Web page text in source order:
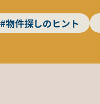
#物件探しのヒント